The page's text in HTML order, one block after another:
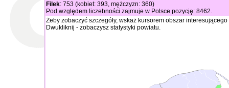
Filek: 753 (kobiet: 393, mężczyzn: 360)
Pod względem liczebności zajmuje w Polsce pozycję: 8462.
Żeby zobaczyć szczegóły, wskaż kursorem obszar
Dwukliknij - zobaczysz statystyki powiatu.